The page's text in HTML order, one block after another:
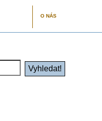
O NÁS